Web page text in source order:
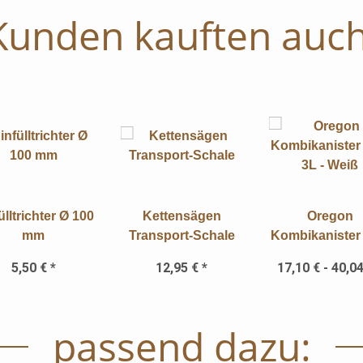
kauften
Ø 100
mm
5,50 € *
Kettensägen
Transport-Schale
12,95 € *
Oregon
Kombikanister
17,10 € -
passend dazu: